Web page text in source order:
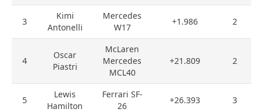
3
Kimi
Antonelli
Mercedes
W17
+1.986 2
4
Oscar
Piastri
McLaren
Mercedes
MCL40
+21.809 2
5
Lewis
Hamilton
Ferrari SF-
26
+26.393 3